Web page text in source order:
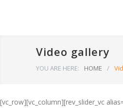
Video gallery
YOU ARE HERE: HOME /
[vc_row][vc_column][rev_slider_vc